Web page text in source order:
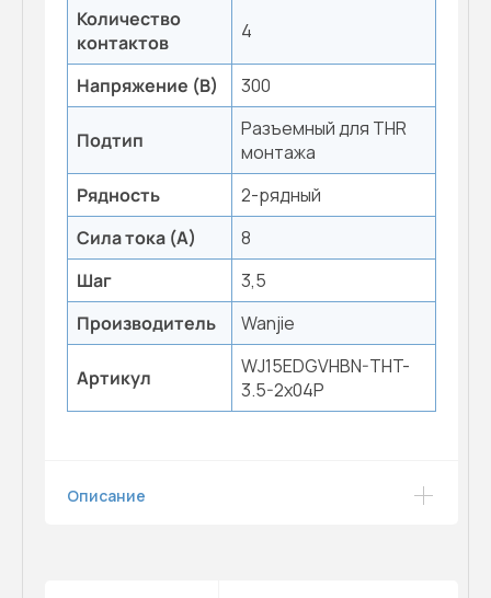
Количество
контактов
4
Напряжение (В) 300
Подтип
Разъемный для THR
монтажа
Рядность
2-рядный
Сила тока (А)
8
Шаг
3,5
Производитель
Wanjie
Артикул
WJ15EDGVHBN-THT-
3.5-2x04P
Описание